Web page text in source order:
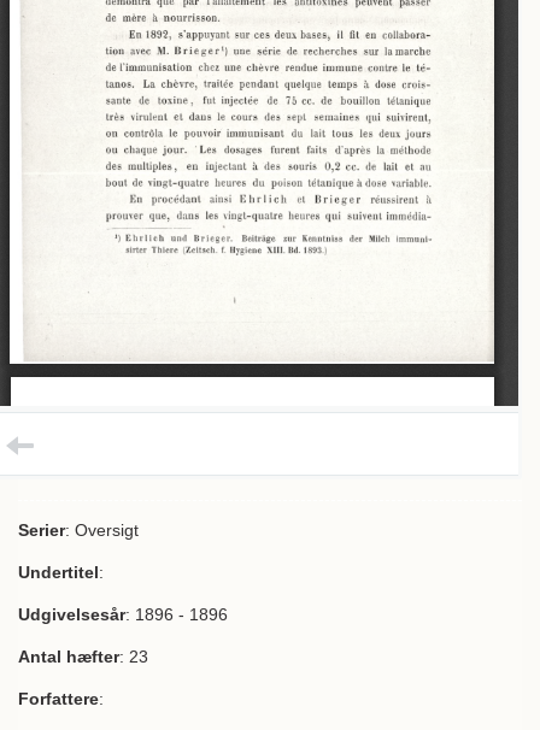
Serier: Oversigt
Undertitel:
Udgivelsesår: 1896 - 1896
Antal hæfter: 23
Forfattere: